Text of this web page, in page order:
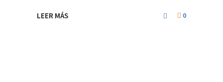
LEER MÁS 0